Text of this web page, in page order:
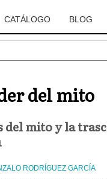
CATÁLOGO BLOG
del mito
del mito y la
RODRÍGUEZ GARCÍA